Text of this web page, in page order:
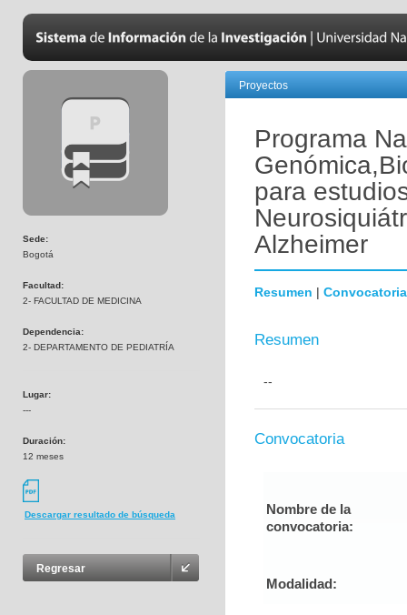
Sede:
Bogotá
Facultad:
2- FACULTAD DE MEDICINA
Dependencia:
2- DEPARTAMENTO DE PEDIATRÍA
Lugar:
---
Duración:
12 meses
Descargar resultado de búsqueda
Regresar
Proyectos
Programa
para
Alzheimer
Resumen | Convocatoria
Resumen
--
Convocatoria
Nombre de la
convocatoria:
Modalidad: